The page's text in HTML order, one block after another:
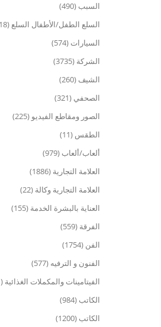
السبب (490)
السلع الطفل/الأطفال السلع (518)
السيارات (574)
الشركة (3735)
الشيف (260)
الصحفي (321)
الصور ومقاطع الفيديو (225)
الطقس (11)
ألعاب/ألعاب (979)
العلامة التجارية (1886)
العلامة التجارية وكالة (22)
العناية بالبشرة الخدمة (155)
الفرقة (559)
الفن (1754)
الفنون و الترفيه (577)
الفيتامينات والمكملات الغذائية (591)
الكاتب (984)
الكاتب (1200)